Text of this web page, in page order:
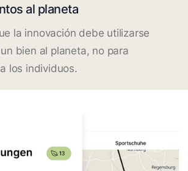
al planeta
la innovación debe utilizarse
bien al planeta, no para
los individuos.